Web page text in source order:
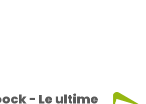
- Le ultime